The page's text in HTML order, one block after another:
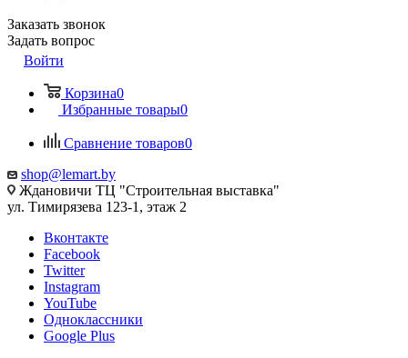
Заказать звонок
Задать вопрос
Войти
Корзина0
Избранные товары0
Сравнение товаров0
shop@lemart.by
Ждановичи ТЦ "Строительная выставка"
ул. Тимирязева 123-1, этаж 2
Вконтакте
Facebook
Twitter
Instagram
YouTube
Одноклассники
Google Plus